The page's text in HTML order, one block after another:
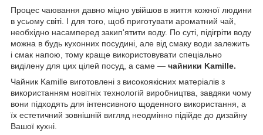
Процес чаювання давно міцно увійшов в життя кожної людини
в усьому світі. І для того, щоб приготувати ароматний чай,
необхідно насамперед закип'ятити воду. По суті, підігріти воду
можна в будь кухонних посудині, але від смаку води залежить
і смак напою, тому краще використовувати спеціально
виділену для цих цілей посуд, а саме — чайники Kamille.
Чайник Kamille виготовлені з високоякісних матеріалів з
використанням новітніх технологій виробництва, завдяки чому
вони підходять для інтенсивного щоденного використання, а
їх естетичний зовнішній вигляд неодмінно підійде до дизайну
Вашої кухні.